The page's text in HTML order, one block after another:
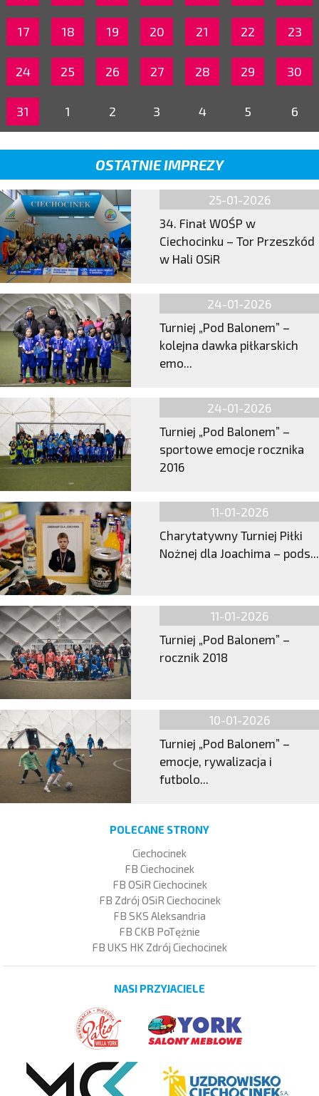
17 18 19 20 21 22 23
24 25 26 27 28 29 30
31 1 2 3 4 5 6
OSTATNIE IMPREZY
25-01-2026
34. Finał WOŚP w
Ciechocinku – Tor Przeszkód
w Hali OSiR
24-01-2026
Turniej „Pod Balonem” –
kolejna dawka piłkarskich
emo...
24-01-2026
Turniej „Pod Balonem” –
sportowe emocje rocznika
2016
11-01-2026
Charytatywny Turniej Piłki
Nożnej dla Joachima – pods...
11-01-2026
Turniej „Pod Balonem” –
rocznik 2018
10-01-2026
Turniej „Pod Balonem” –
emocje, rywalizacja i
futbolo...
POLECANE STRONY
Ciechocinek
FB Ciechocinek
FB OSiR Ciechocinek
FB Zdrój OSiR Ciechocinek
FB SKS Aleksandria
FB CKB PoTężnie
FB UKS HK Zdrój Ciechocinek
NASI PRZYJACIELE